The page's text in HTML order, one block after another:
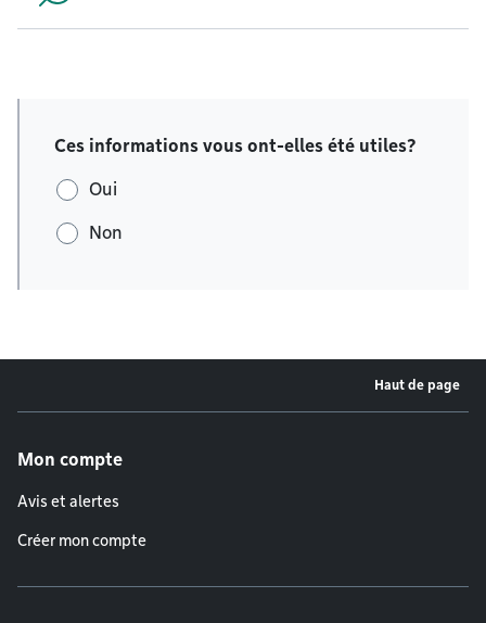
Ces informations vous ont-elles été utiles?
Oui
Non
Haut de page
Mon compte
Avis et alertes
Créer mon compte